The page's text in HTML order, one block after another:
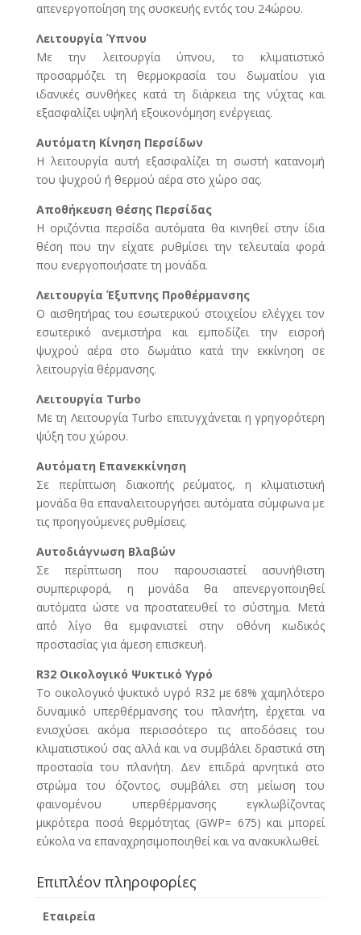
απενεργοποίηση της συσκευής εντός του 24ώρου.
Λειτουργία Ύπνου
Με την λειτουργία ύπνου, το κλιματιστικό
προσαρμόζει τη θερμοκρασία του δωματίου για
ιδανικές συνθήκες κατά τη διάρκεια της νύχτας και
εξασφαλίζει υψηλή εξοικονόμηση ενέργειας.
Αυτόματη Κίνηση Περσίδων
H λειτουργία αυτή εξασφαλίζει τη σωστή κατανομή
του ψυχρού ή θερμού αέρα στο χώρο σας.
Αποθήκευση Θέσης Περσίδας
Η οριζόντια περσίδα αυτόματα θα κινηθεί στην ίδια
θέση που την είχατε ρυθμίσει την τελευταία φορά
που ενεργοποιήσατε τη μονάδα.
Λειτουργία Έξυπνης Προθέρμανσης
Ο αισθητήρας του εσωτερικού στοιχείου ελέγχει τον
εσωτερικό ανεμιστήρα και εμποδίζει την εισροή
ψυχρού αέρα στο δωμάτιο κατά την εκκίνηση σε
λειτουργία θέρμανσης.
Λειτουργία Turbo
Με τη Λειτουργία Τurbo επιτυγχάνεται η γρηγορότερη
ψύξη του χώρου.
Αυτόματη Επανεκκίνηση
Σε περίπτωση διακοπής ρεύματος, η κλιματιστική
μονάδα θα επαναλειτουργήσει αυτόματα σύμφωνα με
τις προηγούμενες ρυθμίσεις.
Αυτοδιάγνωση Βλαβών
Σε περίπτωση που παρουσιαστεί ασυνήθιστη
συμπεριφορά, η μονάδα θα απενεργοποιηθεί
αυτόματα ώστε να προστατευθεί το σύστημα. Μετά
από λίγο θα εμφανιστεί στην οθόνη κωδικός
προστασίας για άμεση επισκευή.
R32 Οικολογικό Ψυκτικό Υγρό
Το οικολογικό ψυκτικό υγρό R32 με 68% χαμηλότερο
δυναμικό υπερθέρμανσης του πλανήτη, έρχεται να
ενισχύσει ακόμα περισσότερο τις αποδόσεις του
κλιματιστικού σας αλλά και να συμβάλει δραστικά στη
προστασία του πλανήτη. Δεν επιδρά αρνητικά στο
στρώμα του όζοντος, συμβάλει στη μείωση του
φαινομένου υπερθέρμανσης εγκλωβίζοντας
μικρότερα ποσά θερμότητας (GWP= 675) και μπορεί
εύκολα να επαναχρησιμοποιηθεί και να ανακυκλωθεί.
Επιπλέον πληροφορίες
Εταιρεία